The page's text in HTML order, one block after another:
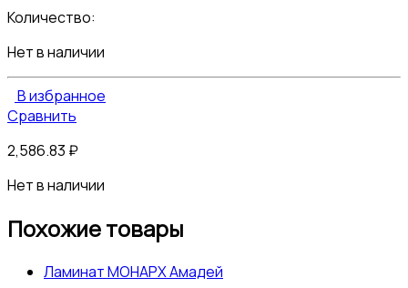
Количество:
Нет в наличии
В избранное
Сравнить
2,586.83 ₽
Нет в наличии
Похожие товары
Ламинат МОНАРХ Амадей